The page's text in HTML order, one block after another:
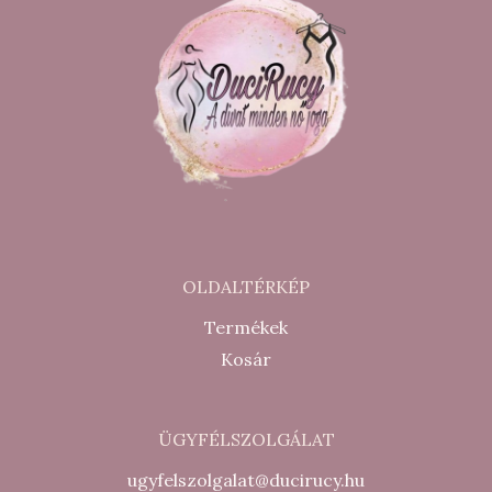
OLDALTÉRKÉP
Termékek
Kosár
ÜGYFÉLSZOLGÁLAT
ugyfelszolgalat@ducirucy.hu